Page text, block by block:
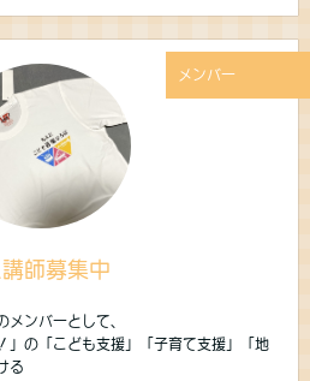
師募集中
メンバーとして、
」の「こども支援」「子育て支援」「地
る
メンバー